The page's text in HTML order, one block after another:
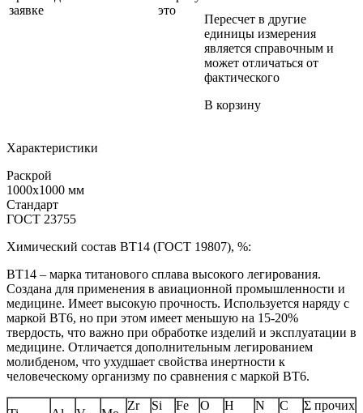
заявке
это
Пересчет в другие
единицы измерения
является справочным и
может отличаться от
фактического
В корзину
Характеристики
Раскрой
1000x1000 мм
Стандарт
ГОСТ 23755
Химический состав ВТ14 (ГОСТ 19807), %:
ВТ14 – марка титанового сплава высокого легирования.
Создана для применения в авиационной промышленности и
медицине. Имеет высокую прочность. Используется наряду с
маркой ВТ6, но при этом имеет меньшую на 15-20%
твердость, что важно при обработке изделий и эксплуатации в
медицине. Отличается дополнительным легированием
молибденом, что ухудшает свойства инертности к
человеческому организму по сравнения с маркой ВТ6.
Zr Si Fe O H N C
Σ прочих